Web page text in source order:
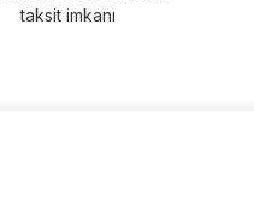
taksit imkanı